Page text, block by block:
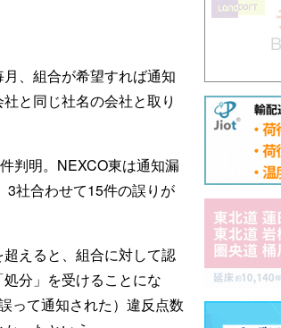
、組合が希望すれば通知
と同じ社名の会社と取り
判明。NEXCO東は通知漏
3社合わせて15件の誤りが
えると、組合に対して認
分」を受けることにな
って通知された）違反点数